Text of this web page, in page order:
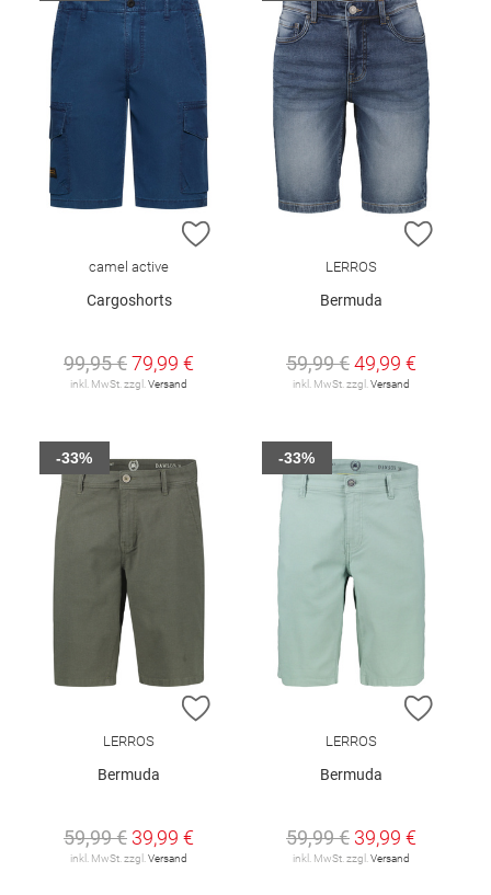
ZUR WUNSCHLISTE HINZUFÜGEN
camel active
Cargoshorts
99,95 €79,99 €
inkl. MwSt. zzgl.Versand
ZUR
LERROS
Bermuda
59,99 €49,99 €
inkl. MwSt. zzgl.Versand
ZUR WUNSCHLISTE HINZUFÜGEN
LERROS
Bermuda
59,99 € 39,99 €
inkl. MwSt. zzgl.Versand
-33%
ZUR
LERROS
Bermuda
59,99 € 39,99 €
inkl. MwSt. zzgl.Versand
-33%